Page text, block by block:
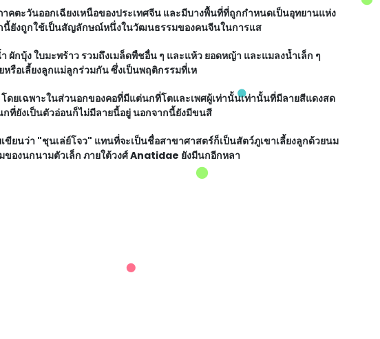
ตะวันออกเฉียงเหนือของประเทศจีน และมีบางพื้นที่ที่ถูกกำหนดเป็นอุทยานแห่ง
นี้ยังถูกใช้เป็นสัญลักษณ์หนึ่งในวัฒนธรรมของคนจีนในการแส
ผักบุ้ง ใบมะพร้าว รวมถึงเมล็ดพืชอื่น ๆ และแห้ว ยอดหญ้า และแมลงน้ำเล็ก ๆ
รือเลี้ยงลูกแม่ลูกร่วมกัน ซึ่งเป็นพฤติกรรมที่เห
ยเฉพาะในส่วนอกของคอที่มีแต่นกที่โตและเพศผู้เท่านั้นเท่านั้นที่มีลายสีแดงสด
ที่ยังเป็นตัวอ่อนก็ไม่มีลายนี้อยู่ นอกจากนี้ยังมีขนสี
ยนว่า "ชุนเล่ย์โจว" แทนที่จะเป็นชื่อสาขาศาสตร์ก็เป็นสัตว์ภูเขาเลี้ยงลูกด้วยนม
องนกนามตัวเล็ก ภายใต้วงศ์ Anatidae ยังมีนกอีกหลา